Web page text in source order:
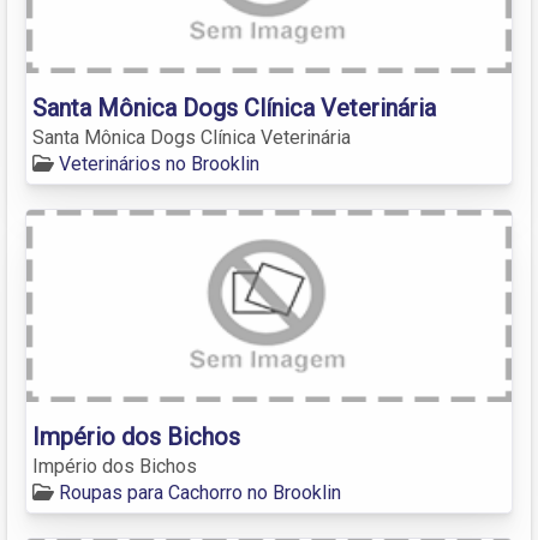
Santa Mônica Dogs Clínica Veterinária
Santa Mônica Dogs Clínica Veterinária
Veterinários no Brooklin
Império dos Bichos
Império dos Bichos
Roupas para Cachorro no Brooklin